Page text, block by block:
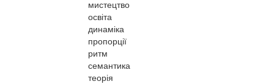
мистецтво
освіта
динаміка
пропорції
ритм
семантика
теорія